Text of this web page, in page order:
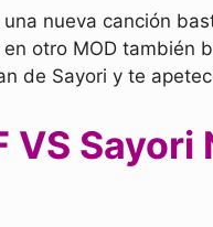
nueva canción
otro MOD también
de Sayori y te
VS